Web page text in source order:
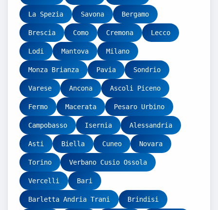
La Spezia Savona Bergamo
Brescia Como Cremona Lecco
Lodi Mantova Milano
Monza Brianza Pavia Sondrio
Varese Ancona Ascoli Piceno
Fermo Macerata Pesaro Urbino
Campobasso Isernia Alessandria
Asti Biella Cuneo Novara
Torino Verbano Cusio Ossola
Vercelli Bari
Barletta Andria Trani Brindisi